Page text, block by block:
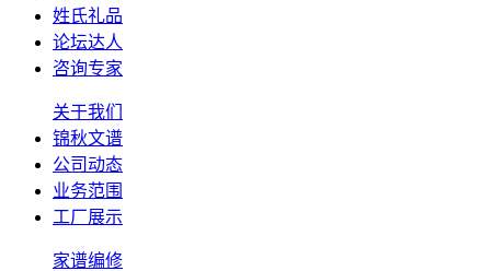
姓氏礼品
论坛达人
咨询专家
关于我们
锦秋文谱
公司动态
业务范围
工厂展示
家谱编修